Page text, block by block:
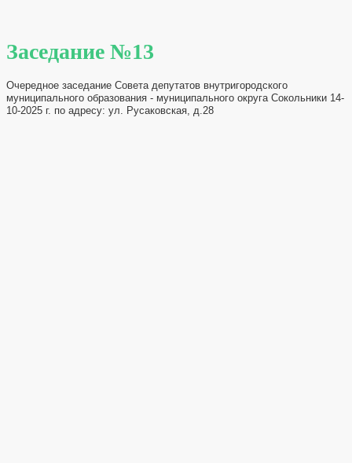
Заседание №13
Очередное заседание Совета депутатов внутригородского
муниципального образования - муниципального округа Сокольники 14-
10-2025 г. по адресу: ул. Русаковская, д.28